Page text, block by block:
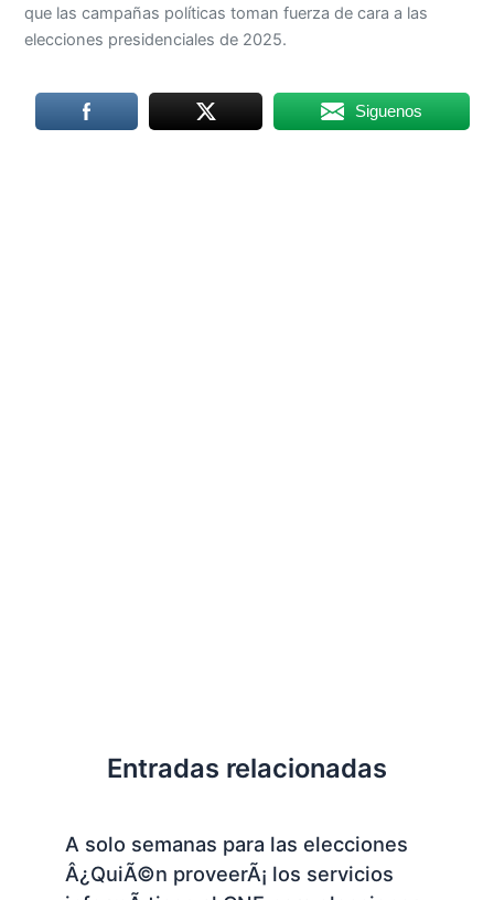
que las campañas políticas toman fuerza de cara a las
elecciones presidenciales de 2025.
Siguenos
Entradas relacionadas
A solo semanas para las elecciones
Â¿QuiÃ©n proveerÃ¡ los servicios